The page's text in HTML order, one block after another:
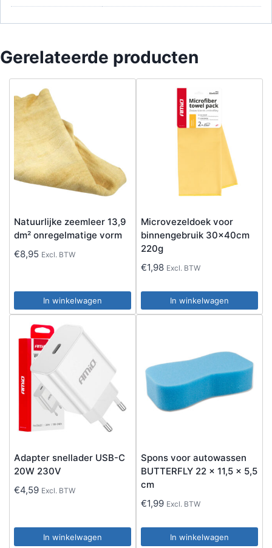
Gerelateerde producten
Natuurlijke zeemleer 13,9
dm² onregelmatige vorm
€8,95 Excl. BTW
In winkelwagen
Microvezeldoek voor
binnengebruik 30x40cm
220g
€1,98 Excl. BTW
In winkelwagen
Adapter snellader USB-C
20W 230V
€4,59 Excl. BTW
In winkelwagen
Spons voor autowassen
BUTTERFLY 22 x 11,5 x 5,5
cm
€1,99 Excl. BTW
In winkelwagen